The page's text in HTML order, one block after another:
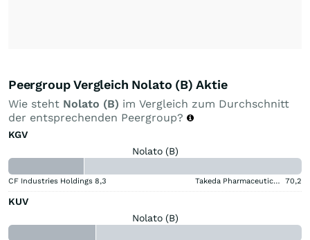
Peergroup Vergleich Nolato (B) Aktie
Wie steht Nolato (B) im Vergleich zum Durchschnitt
der entsprechenden Peergroup?
KGV
Nolato (B)
CF Industries Holdings 8,3 Takeda Pharmaceutical Aktie 70,2
KUV
Nolato (B)